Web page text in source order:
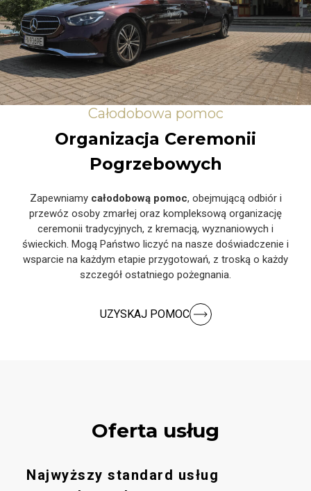
Całodobowa pomoc
Organizacja Ceremonii
Pogrzebowych
Zapewniamy całodobową pomoc, obejmującą odbiór i
przewóz osoby zmarłej oraz kompleksową organizację
ceremonii tradycyjnych, z kremacją, wyznaniowych i
świeckich. Mogą Państwo liczyć na nasze doświadczenie i
wsparcie na każdym etapie przygotowań, z troską o każdy
szczegół ostatniego pożegnania.
UZYSKAJ POMOC
Oferta usług
Najwyższy standard usług